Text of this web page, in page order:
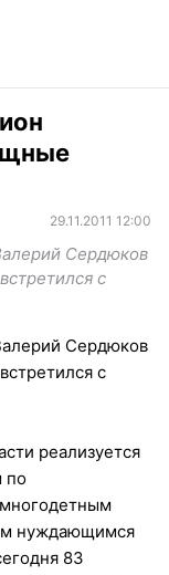
29.11.2011 12:00
Сердюков
с
Сердюков
с
реализуется
по
нуждающимся
83